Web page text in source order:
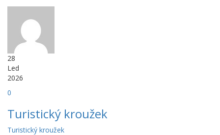
28
Led
2026
0
Turistický kroužek
Turistický kroužek